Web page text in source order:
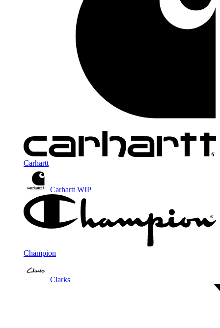
Carhartt
Carhartt WIP
Champion
Clarks